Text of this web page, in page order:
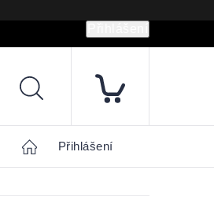
Hledat
Home Přihlášení